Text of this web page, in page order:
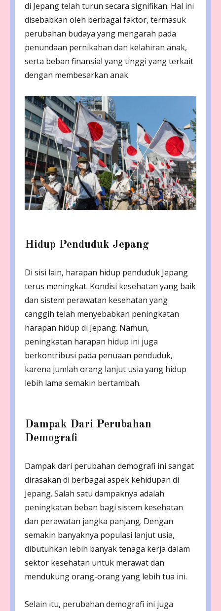
di Jepang telah turun secara signifikan. Hal ini
disebabkan oleh berbagai faktor, termasuk
perubahan budaya yang mengarah pada
penundaan pernikahan dan kelahiran anak,
serta beban finansial yang tinggi yang terkait
dengan membesarkan anak.
Hidup Penduduk Jepang
Di sisi lain, harapan hidup penduduk Jepang
terus meningkat. Kondisi kesehatan yang baik
dan sistem perawatan kesehatan yang
canggih telah menyebabkan peningkatan
harapan hidup di Jepang. Namun,
peningkatan harapan hidup ini juga
berkontribusi pada penuaan penduduk,
karena jumlah orang lanjut usia yang hidup
lebih lama semakin bertambah.
Dampak Dari Perubahan
Demografi
Dampak dari perubahan demografi ini sangat
dirasakan di berbagai aspek kehidupan di
Jepang. Salah satu dampaknya adalah
peningkatan beban bagi sistem kesehatan
dan perawatan jangka panjang. Dengan
semakin banyaknya populasi lanjut usia,
dibutuhkan lebih banyak tenaga kerja dalam
sektor kesehatan untuk merawat dan
mendukung orang-orang yang lebih tua ini.
Selain itu, perubahan demografi ini juga